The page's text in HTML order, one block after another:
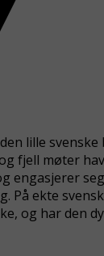
lille svenske
fjell møter
engasjerer
På ekte
og har den